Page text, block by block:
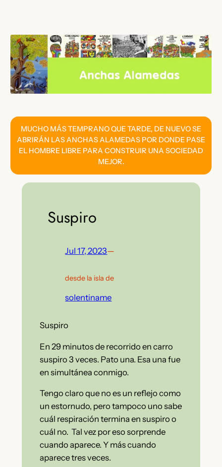
contenido
MUCHO MÁS TEMPRANO QUE TARDE, DE NUEVO SE
ABRIRÁN LAS ANCHAS ALAMEDAS POR DONDE PASE
EL HOMBRE LIBRE PARA CONSTRUIR UNA SOCIEDAD
MEJOR.
Suspiro
Jul 17, 2023—
desde la isla de
solentiname
Suspiro
En 29 minutos de recorrido en carro
suspiro 3 veces. Pato una. Esa una fue
en simultánea conmigo.
Tengo claro que no es un reflejo como
un estornudo, pero tampoco uno sabe
cuál respiración termina en suspiro o
cuál no. Tal vez por eso sorprende
cuando aparece. Y más cuando
aparece tres veces.